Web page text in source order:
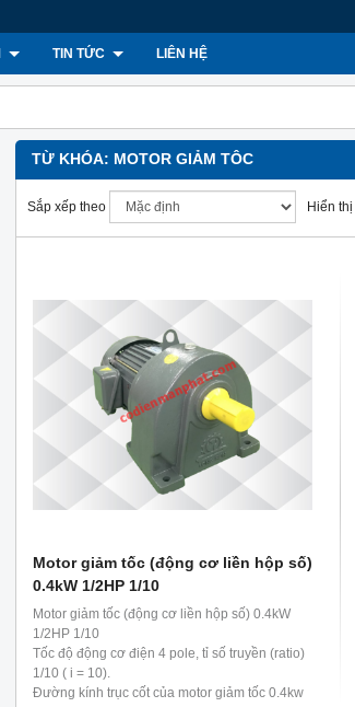
TIN TỨC LIÊN HỆ
TỪ KHÓA: MOTOR GIẢM TÔC
Sắp xếp theo Hiển thị
Motor giảm tốc (động cơ liền hộp số)
0.4kW 1/2HP 1/10
Motor giảm tốc (động cơ liền hộp số) 0.4kW
1/2HP 1/10
Tốc độ động cơ điện 4 pole, tỉ số truyền (ratio)
1/10 ( i = 10).
Đường kính trục cốt của motor giảm tốc 0.4kw